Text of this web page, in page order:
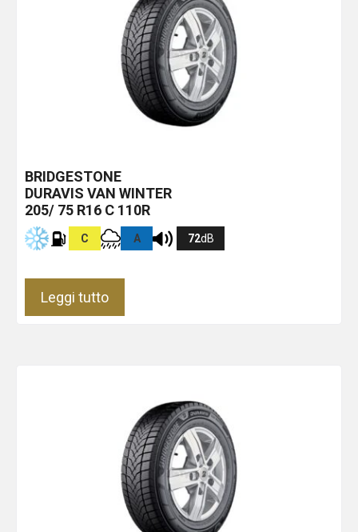
BRIDGESTONE
DURAVIS VAN WINTER
205/ 75 R16 C 110R
C A 72dB
Leggi tutto